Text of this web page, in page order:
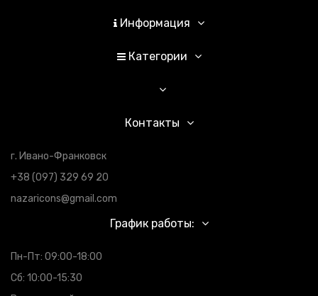
Информация
Категории
Контакты
г. Ивано-Франковск
+38 (097) 329 69 20
nazaricons@gmail.com
График работы:
Пн-Пт: 09:00-18:00
Сб: 10:00-15:30